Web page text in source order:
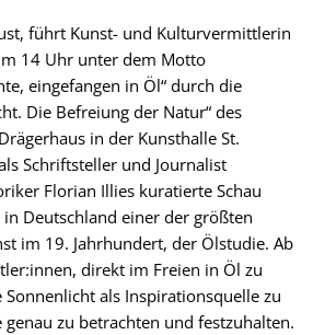
führt Kunst- und Kulturvermittlerin
14 Uhr unter dem Motto
eingefangen in Öl“ durch die
Die Befreiung der Natur“ des
in der Kunsthalle St.
Schriftsteller und Journalist
Florian Illies kuratierte Schau
Deutschland einer der größten
im 19. Jahrhundert, der Ölstudie. Ab
direkt im Freien in Öl zu
als Inspirationsquelle zu
zu betrachten und festzuhalten.